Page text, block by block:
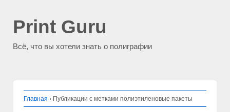
Print Guru
Всё, что вы хотели знать о полиграфии
Главная › Публикации с метками полиэтиленовые пакеты